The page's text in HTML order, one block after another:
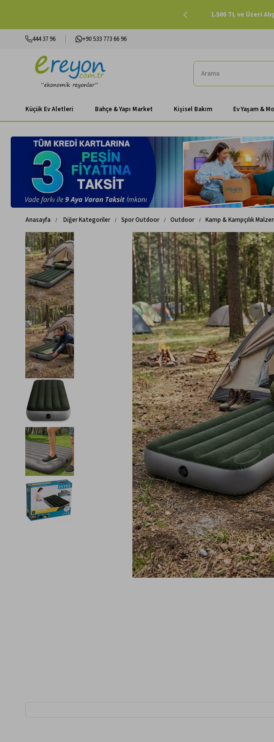
Havale
444 37 96 +90 533 773 66 96
Küçük Ev Aletleri Bahçe & Yapı Market Kişisel Bakım Ev Yaşam &
Anasayfa Diğer Kategoriler Spor Outdoor Outdoor Kamp & Kampçılık